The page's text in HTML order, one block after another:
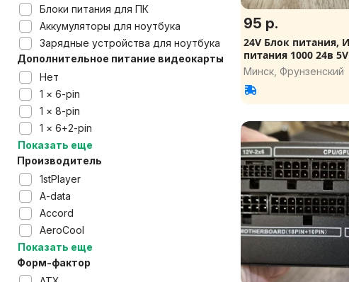
Блоки питания для ПК
Аккумуляторы для ноутбука
Зарядные устройства для ноутбука
Дополнительное питание видеокарты
Нет
1 × 6-pin
1 × 8-pin
1 × 6+2-pin
Показать еще
Производитель
1stPlayer
A-data
Accord
AeroCool
Показать еще
Форм-фактор
95 р.
24V Блок питания, Источник
питания 1000 24в 5V
Минск, Фрунзенский